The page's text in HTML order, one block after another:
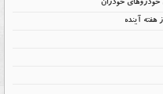
خودروهای خودران
آینده